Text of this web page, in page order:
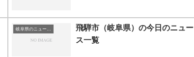
岐阜県のニュース一覧
飛騨市（岐阜県）の今日のニュー
ス一覧